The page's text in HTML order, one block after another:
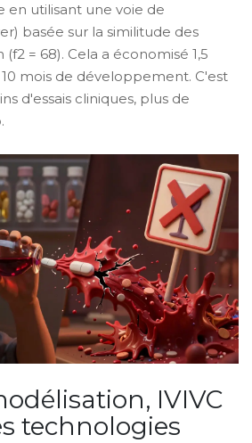
en utilisant une voie de
basée sur la similitude des
= 68). Cela a économisé 1,5
mois de développement. C'est
d'essais cliniques, plus de
IVIVC
technologies